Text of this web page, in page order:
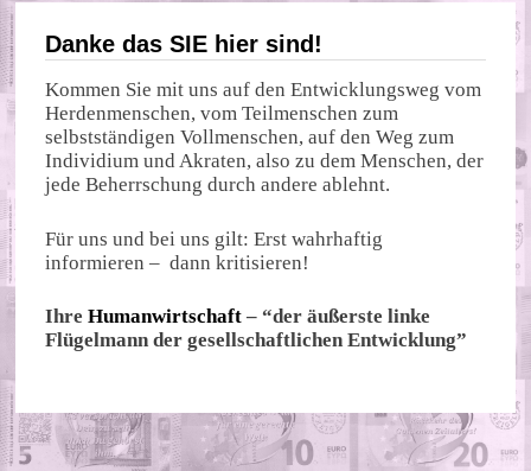
Danke das SIE hier sind!
Kommen Sie mit uns auf den Entwicklungsweg vom
Herdenmenschen, vom Teilmenschen zum
selbstständigen Vollmenschen, auf den Weg zum
Individium und Akraten, also zu dem Menschen, der
jede Beherrschung durch andere ablehnt.
Für uns und bei uns gilt: Erst wahrhaftig
informieren – dann kritisieren!
IhreHumanwirtschaft – “der äußerste linke
Flügelmann der gesellschaftlichen Entwicklung”